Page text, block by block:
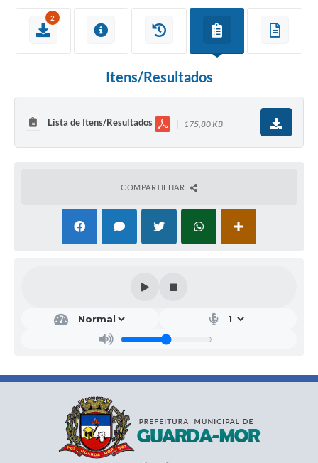
2
Itens/Resultados
Lista de Itens/Resultados 175,80 KB
COMPARTILHAR